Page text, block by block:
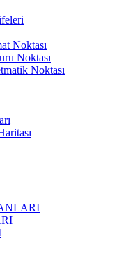
Noktası
Noktası
Noktası